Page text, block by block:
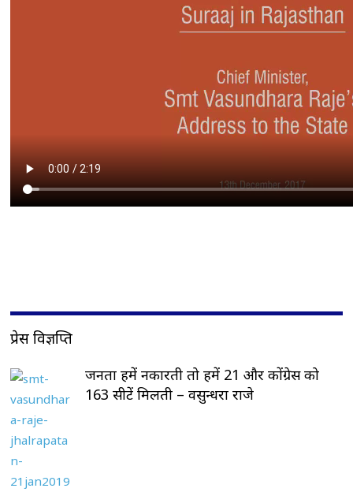
प्रेस विज्ञप्ति
जनता हमें नकारती तो हमें 21 और कोंग्रेस को
163 सीटें मिलती – वसुन्धरा राजे